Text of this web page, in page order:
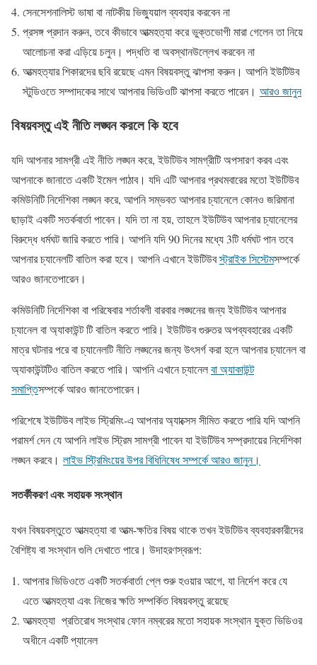
সেনসেশনালিস্ট ভাষা বা নাটকীয় ভিজ্যুয়াল ব্যবহার করবেন না
প্রসঙ্গ প্রদান করুন, তবে কীভাবে আত্মহত্যা করে ভুক্তভোগী মারা গেলেন তা নিয়ে
আলোচনা করা এড়িয়ে চলুন। পদ্ধতি বা অবস্থানউল্লেখ করবেন না
আত্মহত্যার শিকারদের ছবি রয়েছে এমন বিষয়বস্তু ঝাপসা করুন। আপনি ইউটিউব
স্টুডিওতে সম্পাদকের সাথে আপনার ভিডিওটি ঝাপসা করতে পারেন। আরও জানুন
বিষয়বস্তু এই নীতি লঙ্ঘন করলে কি হবে
যদি আপনার সামগ্রী এই নীতি লঙ্ঘন করে, ইউটিউব সামগ্রীটি অপসারণ করব এবং
আপনাকে জানাতে একটি ইমেল পাঠাব। যদি এটি আপনার প্রথমবারের মতো ইউটিউব
কমিউনিটি নির্দেশিকা লঙ্ঘন করে, আপনি সম্ভবত আপনার চ্যানেলে কোনও জরিমানা
ছাড়াই একটি সতর্কবার্তা পাবেন। যদি তা না হয়, তাহলে ইউটিউব আপনার চ্যানেলের
বিরুদ্ধে ধর্মঘট জারি করতে পারি। আপনি যদি 90 দিনের মধ্যে 3টি ধর্মঘট পান তবে
আপনার চ্যানেলটি বাতিল করা হবে। আপনি এখানে ইউটিউবস্ট্রাইক সিস্টেমসম্পর্কে
আরও জানতেপারেন।
কমিউনিটি নির্দেশিকা বা পরিষেবার শর্তাবলী বারবার লঙ্ঘনের জন্য ইউটিউব আপনার
চ্যানেল বা অ্যাকাউন্ট টি বাতিল করতে পারি। ইউটিউব গুরুতর অপব্যবহারের একটি
মাত্র ঘটনার পরে বা চ্যানেলটি নীতি লঙ্ঘনের জন্য উৎসর্গ করা হলে আপনার চ্যানেল বা
অ্যাকাউন্টটিও বাতিল করতে পারি। আপনি এখানে চ্যানেলবা অ্যাকাউন্ট
সমাপ্তিসম্পর্কে আরও জানতেপারেন।
পরিশেষে ইউটিউব লাইভ স্ট্রিমিং-এ আপনার অ্যাক্সেস সীমিত করতে পারি যদি আপনি
পরামর্শ দেন যে আপনি লাইভ স্ট্রিম সামগ্রী পাবেন যা ইউটিউব সম্প্রদায়ের নির্দেশিকা
লঙ্ঘন করবে। লাইভ স্ট্রিমিংয়ের উপর বিধিনিষেধ সম্পর্কে আরও জানুন।
সতর্কীকরণ এবং সহায়ক সংস্থান
যখন বিষয়বস্তুতে আত্মহত্যা বা আত্ম-ক্ষতির বিষয় থাকে তখন ইউটিউব ব্যবহারকারীদের
বৈশিষ্ট্য বা সংস্থান গুলি দেখাতে পারে। উদাহরণস্বরূপ:
আপনার ভিডিওতে একটি সতর্কবার্তা প্লে শুরু হওয়ার আগে, যা নির্দেশ করে যে
এতে আত্মহত্যা এবং নিজের ক্ষতি সম্পর্কিত বিষয়বস্তু রয়েছে
আত্মহত্যা প্রতিরোধ সংস্থার ফোন নম্বরের মতো সহায়ক সংস্থান যুক্ত ভিডিওর
অধীনে একটি প্যানেল